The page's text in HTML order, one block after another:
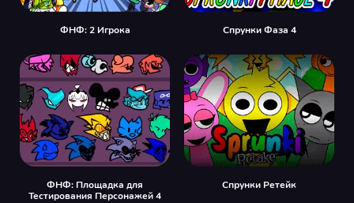
ФНФ: 2 Игрока Спрунки Фаза 4
ФНФ: Площадка для
Тестирования Персонажей 4
Спрунки Ретейк